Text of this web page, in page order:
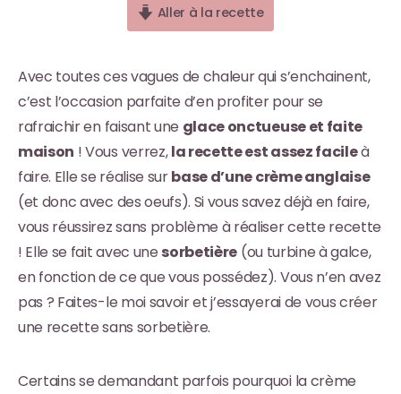
Aller à la recette
Avec toutes ces vagues de chaleur qui s’enchainent,
c’est l’occasion parfaite d’en profiter pour se
rafraichir en faisant une glace onctueuse et faite
maison ! Vous verrez,la recette est assez facileà
faire. Elle se réalise surbase d’une crème anglaise
(et donc avec des oeufs). Si vous savez déjà en faire,
vous réussirez sans problème à réaliser cette recette
! Elle se fait avec une sorbetière (ou turbine à galce,
en fonction de ce que vous possédez). Vous n’en avez
pas ? Faites-le moi savoir et j’essayerai de vous créer
une recette sans sorbetière.
Certains se demandant parfois pourquoi la crème